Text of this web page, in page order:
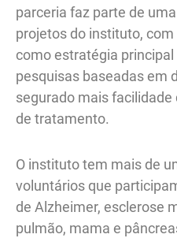
parceria faz parte de
projetos do instituto,
como estratégia
pesquisas baseadas em
segurado mais
de tratamento.
O instituto tem mais de
voluntários que
de Alzheimer, esclerose
pulmão, mama e